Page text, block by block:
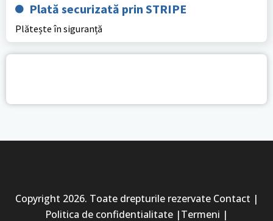
Plată securizată prin STRIPE
Plătește în siguranță
Copyright 2026. Toate drepturile rezervate Contact |
Politica de confidentialitate |Termeni |